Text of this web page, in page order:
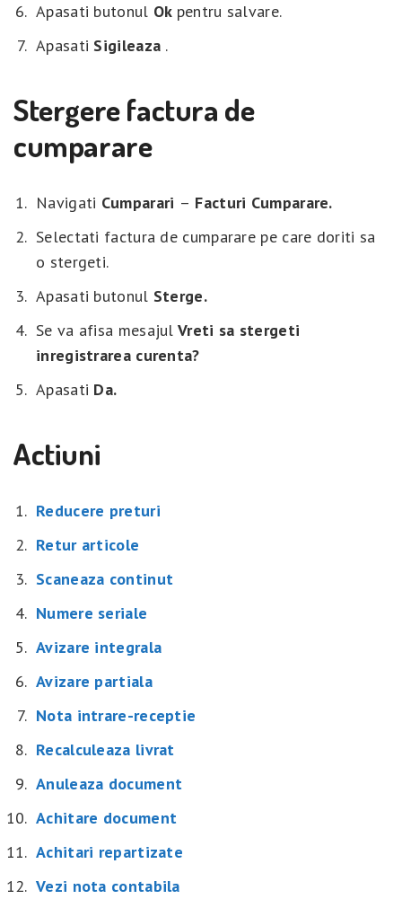
Apasati butonul Ok pentru salvare.
Apasati Sigileaza .
Stergere factura de
cumparare
Navigati Cumparari – Facturi Cumparare.
Selectati factura de cumparare pe care doriti sa
o stergeti.
Apasati butonul Sterge.
Se va afisa mesajul Vreti sa stergeti
inregistrarea curenta?
Apasati Da.
Actiuni
Reducere preturi
Retur articole
Scaneaza continut
Numere seriale
Avizare integrala
Avizare partiala
Nota intrare-receptie
Recalculeaza livrat
Anuleaza document
Achitare document
Achitari repartizate
Vezi nota contabila